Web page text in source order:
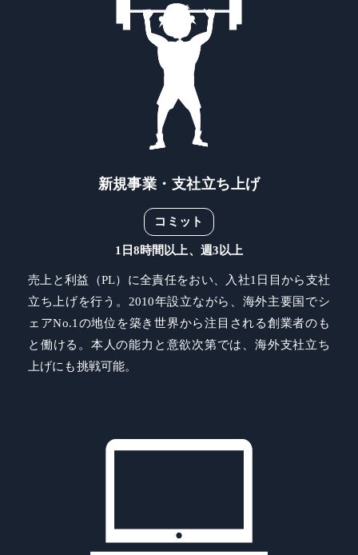
新規事業・支社立ち上げ
コミット
1日8時間以上、週3以上
売上と利益（PL）に全責任をおい、入社1日目から支社
立ち上げを行う。2010年設立ながら、海外主要国でシ
ェアNo.1の地位を築き世界から注目される創業者のも
と働ける。本人の能力と意欲次第では、海外支社立ち
上げにも挑戦可能。